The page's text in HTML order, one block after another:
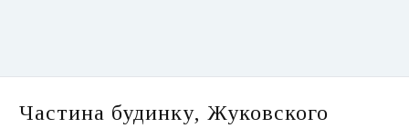
Частина будинку, Жуковского